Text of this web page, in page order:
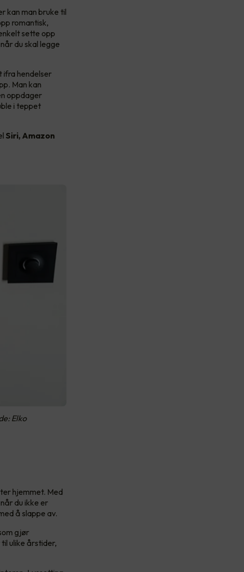
kan man bruke til
romantisk,
sette opp
du skal legge
ifra hendelser
Man kan
oppdager
i teppet
Siri, Amazon
Elko
hjemmet. Med
du ikke er
å slappe av.
gjør
ulike årstider,